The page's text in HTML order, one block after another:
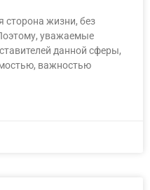
жизни, без
уважаемые
данной сферы,
важностью